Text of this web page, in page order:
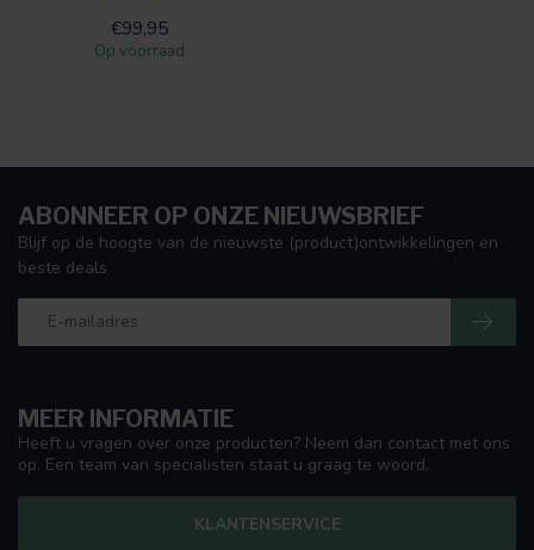
€99,95
Op voorraad
MEER INFORMATIE
Heeft u vragen over onze producten? Neem dan contact met ons
op. Een team van specialisten staat u graag te woord.
KLANTENSERVICE
ABONNEER OP ONZE NIEUWSBRIEF
Blijf op de hoogte van de nieuwste (product)ontwikkelingen en
beste deals